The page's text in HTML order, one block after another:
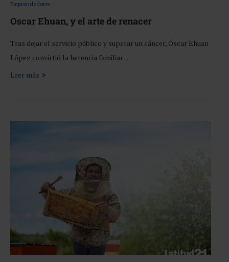
Emprendedores
Oscar Ehuan, y el arte de renacer
Tras dejar el servicio público y superar un cáncer, Óscar Ehuan
López convirtió la herencia familiar …
Leer más